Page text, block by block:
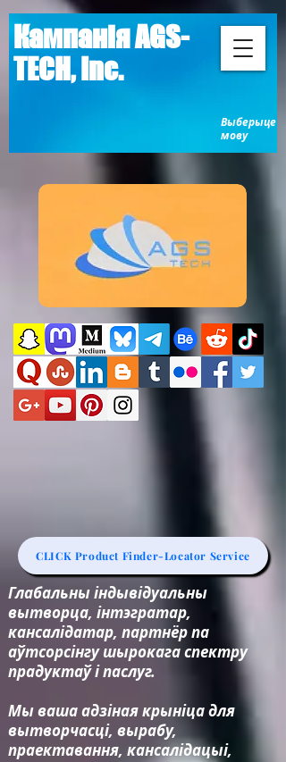
Кампанія AGS-
TECH, Inc.
Выберыце
мову
CLICK Product Finder-Locator Service
Глабальны індывідуальны
вытворца, інтэгратар,
кансалідатар, партнёр па
аўтсорсінгу шырокага спектру
прадуктаў і паслуг.
Мы ваша адзіная крыніца для
вытворчасці, вырабу,
праектавання, кансалідацыі,